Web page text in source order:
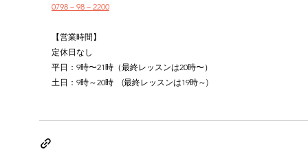
0798－98－2200
【営業時間】
定休日なし
平日：9時〜21時（最終レッスンは20時〜）
土日：9時～20時　(最終レッスンは19時～)